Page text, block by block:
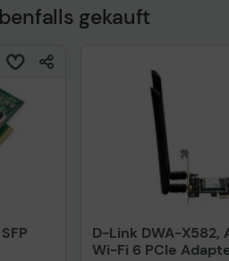
gekauft
D-Link DWA-X582,
Wi-Fi 6 PCIe